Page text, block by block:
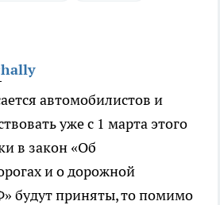
автомобилистов и
уже с 1 марта этого
в закон «Об
и о дорожной
будут приняты, то помимо